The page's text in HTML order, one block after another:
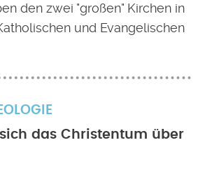
den zwei "großen" Kirchen in
und Evangelischen
das Christentum über